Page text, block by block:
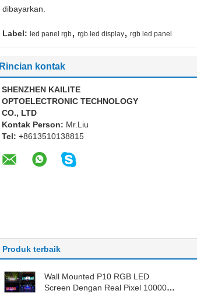
dibayarkan.
Label: led panel rgb, rgb led display, rgb led panel
Rincian kontak
SHENZHEN KAILITE
OPTOELECTRONIC TECHNOLOGY
CO., LTD
Kontak Person: Mr.Liu
Tel: +8613510138815
Produk terbaik
Wall Mounted P10 RGB LED
Screen Dengan Real Pixel 10000